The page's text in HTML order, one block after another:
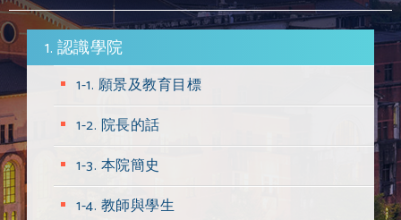
1. 認識學院
1-1. 願景及教育目標
1-2. 院長的話
1-3. 本院簡史
1-4. 教師與學生